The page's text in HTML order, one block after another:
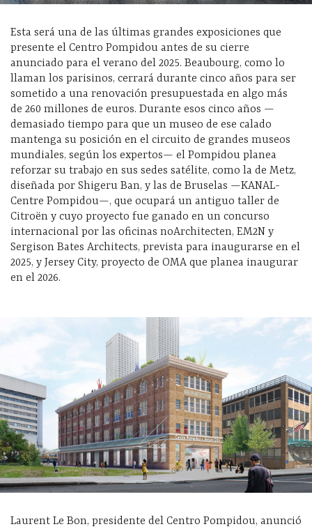
Esta será una de las últimas grandes exposiciones que
presente el Centro Pompidou antes de su cierre
anunciado para el verano del 2025. Beaubourg, como lo
llaman los parisinos, cerrará durante cinco años para ser
sometido a una renovación presupuestada en algo más
de 260 millones de euros. Durante esos cinco años —
demasiado tiempo para que un museo de ese calado
mantenga su posición en el circuito de grandes museos
mundiales, según los expertos— el Pompidou planea
reforzar su trabajo en sus sedes satélite, como la de Metz,
diseñada por Shigeru Ban, y las de Bruselas —KANAL-
Centre Pompidou—, que ocupará un antiguo taller de
Citroën y cuyo proyecto fue ganado en un concurso
internacional por las oficinas noArchitecten, EM2N y
Sergison Bates Architects, prevista para inaugurarse en el
2025, y Jersey City, proyecto de OMA que planea inaugurar
en el 2026.
Laurent Le Bon, presidente del Centro Pompidou, anunció